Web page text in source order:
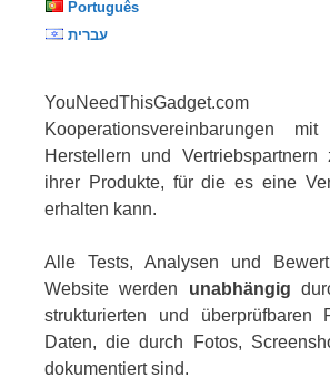
Português
עברית
Kooperationsvereinbarungen mit
Herstellern und Vertriebspartnern
ihrer Produkte, für die es eine
erhalten kann.
Alle Tests, Analysen und
Website werden unabhängig
strukturierten und überprüfbaren
Daten, die durch Fotos,
dokumentiert sind.